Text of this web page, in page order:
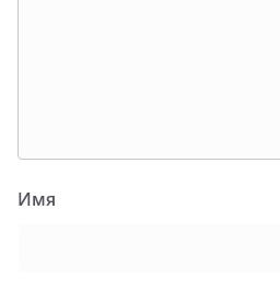
Имя